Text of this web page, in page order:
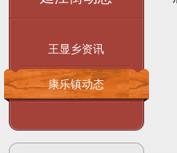
王显乡资讯
康乐镇动态